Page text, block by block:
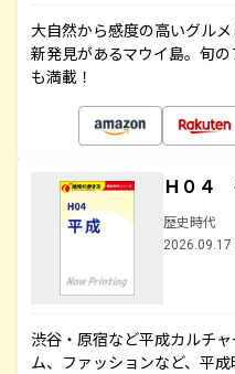
大自然から感度の高いグル
新発見があるマウイ島。旬
も満載！
Ｈ０４
歴史時代
2026.09.17
渋谷・原宿など平成カルチ
ム、ファッションなど、平